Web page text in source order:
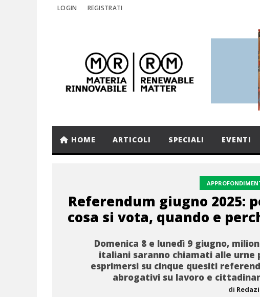
LOGIN REGISTRATI
HOME ARTICOLI SPECIALI EVENTI
Referendum giugno 2025:
cosa si vota, quando e
Domenica 8 e lunedì 9 giugno,
italiani saranno chiamati alle urne
esprimersi su cinque quesiti
abrogativi su lavoro e
di